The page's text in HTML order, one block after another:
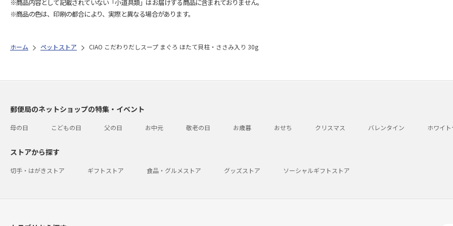
※商品内容として記載されていない「小道具類」はお届けする商品に含まれておりません。
※商品の色は、印刷の都合により、実際と異なる場合があります。
ホーム ペットストア CIAO こだわりだしスープ まぐろ ほたて貝柱・ささみ入り 30g
郵便局のネットショップの特集・イベント
母の日 こどもの日 父の日 お中元 敬老の日 お歳暮 おせち クリスマス バレンタイン ホワイ
ストアから探す
切手・はがきストア ギフトストア 食品・グルメストア グッズストア ソーシャルギフトストア